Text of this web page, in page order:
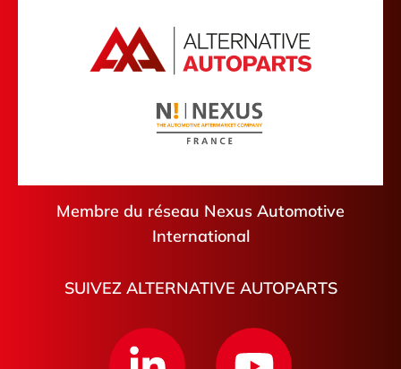
Hautes-Pyrénées
Tarn-et-Garonne
Palaiseau
Membre du réseau Nexus Automotive
International
SUIVEZ ALTERNATIVE AUTOPARTS